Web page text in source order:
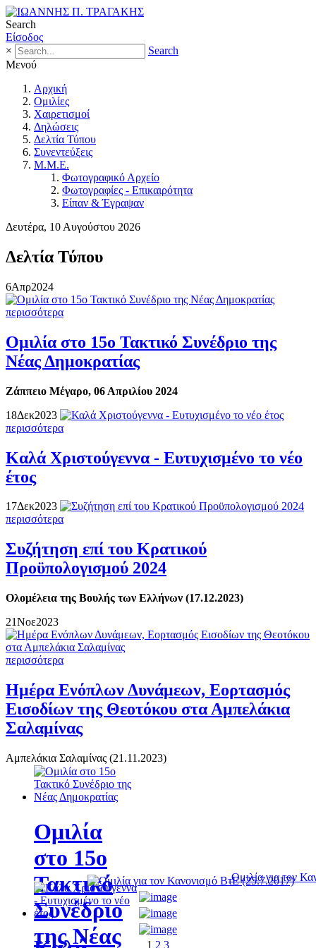
Search
Είσοδος
×
Search
Μενού
Αρχική
Ομιλίες
Χαιρετισμοί
Δηλώσεις
Δελτία Τύπου
Συνεντεύξεις
Μ.Μ.Ε.
Φωτογραφικό Αρχείο
Φωτογραφίες - Επικαιρότητα
Είπαν & Έγραψαν
Δευτέρα, 10 Αυγούστου 2026
Δελτία Τύπου
6Απρ2024
περισσότερα
Ομιλία στο 15ο Τακτικό Συνέδριο της
Νέας Δημοκρατίας
Ζάππειο Μέγαρο, 06 Απριλίου 2024
18Δεκ2023
περισσότερα
Καλά Χριστούγεννα - Ευτυχισμένο το νέο
έτος
17Δεκ2023
περισσότερα
Συζήτηση επί του Κρατικού
Προϋπολογισμού 2024
Ολομέλεια της Βουλής των Ελλήνων (17.12.2023)
21Νοε2023
περισσότερα
Ημέρα Ενόπλων Δυνάμεων, Εορτασμός
Εισοδίων της Θεοτόκου στα Αμπελάκια
Σαλαμίνας
Αμπελάκια Σαλαμίνας (21.11.2023)
Ομιλία
στο 15ο
Τακτικό
Συνέδριο
της Νέας
Ομιλία για τον
1 2 3